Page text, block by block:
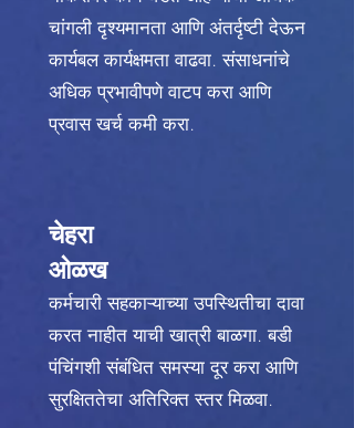
चांगली दृश्यमानता आणि अंतर्दृष्टी देऊन
कार्यबल कार्यक्षमता वाढवा. संसाधनांचे
अधिक प्रभावीपणे वाटप करा आणि
प्रवास खर्च कमी करा.
चेहरा
ओळख
कर्मचारी सहकाऱ्याच्या उपस्थितीचा दावा
करत नाहीत याची खात्री बाळगा. बडी
पंचिंगशी संबंधित समस्या दूर करा आणि
सुरक्षिततेचा अतिरिक्त स्तर मिळवा.